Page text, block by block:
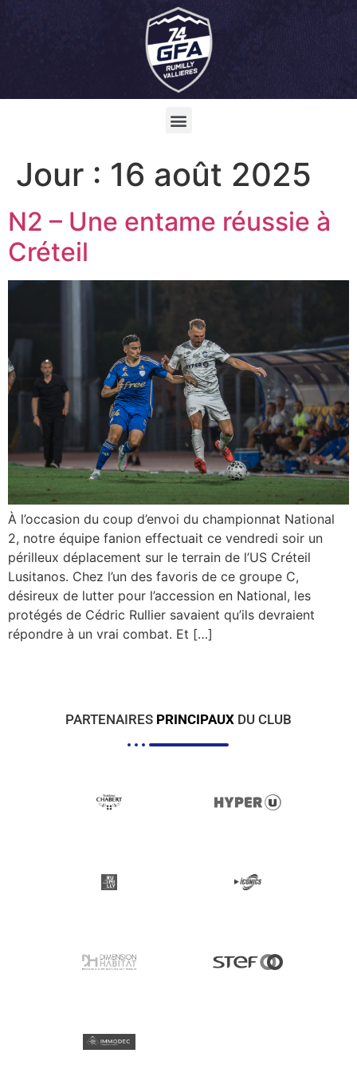
Jour : 16 août 2025
N2 – Une entame réussie à
Créteil
À l’occasion du coup d’envoi du championnat National
2, notre équipe fanion effectuait ce vendredi soir un
périlleux déplacement sur le terrain de l’US Créteil
Lusitanos. Chez l’un des favoris de ce groupe C,
désireux de lutter pour l’accession en National, les
protégés de Cédric Rullier savaient qu’ils devraient
répondre à un vrai combat. Et […]
PARTENAIRES PRINCIPAUX DU CLUB